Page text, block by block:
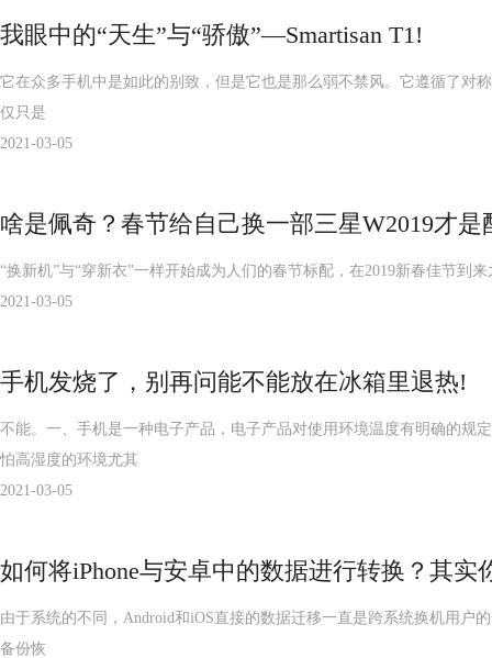
我眼中的“天生”与“骄傲”—Smartisan T1!
它在众多手机中是如此的别致，但是它也是那么弱不禁风。它遵循了对
仅只是
2021-03-05
啥是佩奇？春节给自己换一部三星W2019才是
“换新机”与“穿新衣”一样开始成为人们的春节标配，在2019新春佳节到
2021-03-05
手机发烧了，别再问能不能放在冰箱里退热!
不能。一、手机是一种电子产品，电子产品对使用环境温度有明确的规
怕高湿度的环境尤其
2021-03-05
如何将iPhone与安卓中的数据进行转换？其
由于系统的不同，Android和iOS直接的数据迁移一直是跨系统换机用户
备份恢